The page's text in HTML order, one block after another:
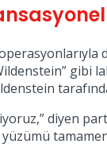
gibi
diyen